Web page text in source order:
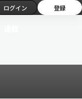
ログイン 登録